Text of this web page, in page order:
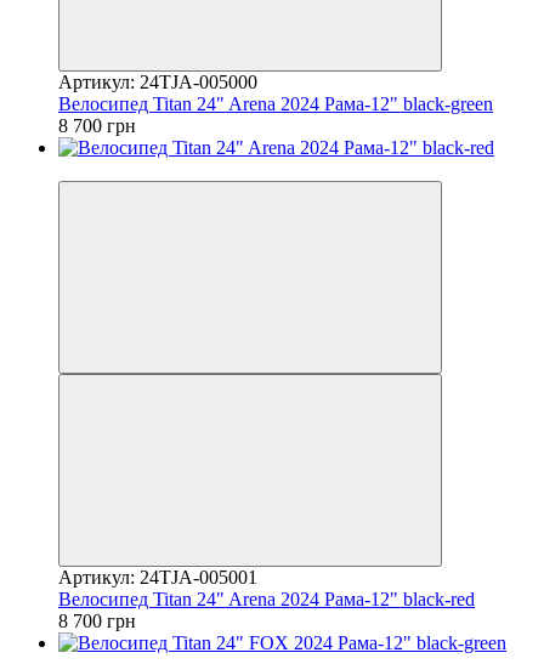
Артикул: 24TJA-005000
Велосипед Titan 24" Arena 2024 Рама-12" black-green
8 700 грн
Артикул: 24TJA-005001
Велосипед Titan 24" Arena 2024 Рама-12" black-red
8 700 грн